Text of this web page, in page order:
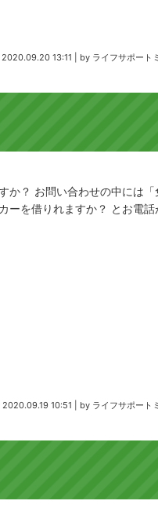
2020.09.20 13:11 by ライフサポート
か？ お問い合わせの中には
ーを借りれますか？ とお電
2020.09.19 10:51 by ライフサポート